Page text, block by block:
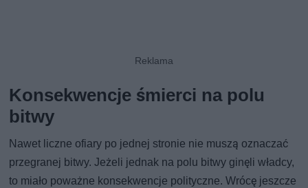
Konsekwencje śmierci na polu
bitwy
Nawet liczne ofiary po jednej stronie nie muszą oznaczać
przegranej bitwy. Jeżeli jednak na polu bitwy ginęli władcy,
to miało poważne konsekwencje polityczne. Wrócę jeszcze